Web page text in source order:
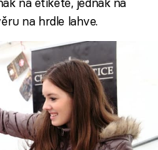
na hrdle lahve.